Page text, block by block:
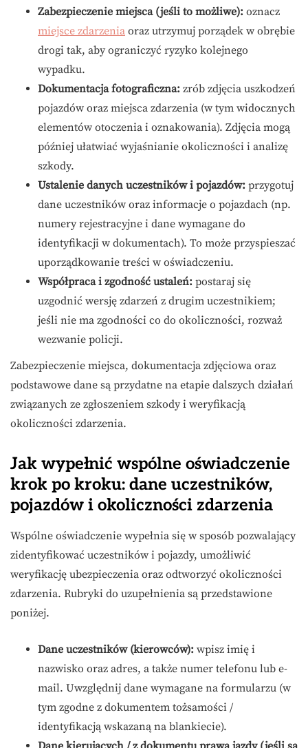
Zabezpieczenie miejsca (jeśli to możliwe): oznacz
miejsce zdarzenia oraz utrzymuj porządek w obrębie
drogi tak, aby ograniczyć ryzyko kolejnego
wypadku.
Dokumentacja fotograficzna: zrób zdjęcia uszkodzeń
pojazdów oraz miejsca zdarzenia (w tym widocznych
elementów otoczenia i oznakowania). Zdjęcia mogą
później ułatwiać wyjaśnianie okoliczności i analizę
szkody.
Ustalenie danych uczestników i pojazdów: przygotuj
dane uczestników oraz informacje o pojazdach (np.
numery rejestracyjne i dane wymagane do
identyfikacji w dokumentach). To może przyspieszać
uporządkowanie treści w oświadczeniu.
Współpraca i zgodność ustaleń: postaraj się
uzgodnić wersję zdarzeń z drugim uczestnikiem;
jeśli nie ma zgodności co do okoliczności, rozważ
wezwanie policji.
Zabezpieczenie miejsca, dokumentacja zdjęciowa oraz
podstawowe dane są przydatne na etapie dalszych działań
związanych ze zgłoszeniem szkody i weryfikacją
okoliczności zdarzenia.
Jak wypełnić wspólne oświadczenie
krok po kroku: dane uczestników,
pojazdów i okoliczności zdarzenia
Wspólne oświadczenie wypełnia się w sposób pozwalający
zidentyfikować uczestników i pojazdy, umożliwić
weryfikację ubezpieczenia oraz odtworzyć okoliczności
zdarzenia. Rubryki do uzupełnienia są przedstawione
poniżej.
Dane uczestników (kierowców): wpisz imię i
nazwisko oraz adres, a także numer telefonu lub e-
mail. Uwzględnij dane wymagane na formularzu (w
tym zgodne z dokumentem tożsamości /
identyfikacją wskazaną na blankiecie).